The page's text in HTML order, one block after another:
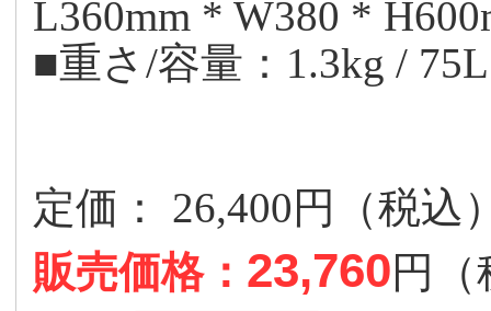
L360mm * W380 *
■重さ/容量：1.3kg / 75L
定価： 26,400円（税込
販売価格： 23,760円